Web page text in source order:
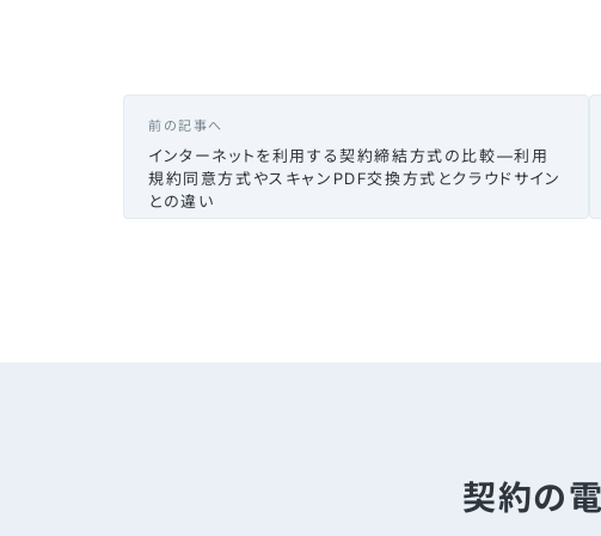
前の記事へ
インターネットを利用する契約締結方式の比較—利用
規約同意方式やスキャンPDF交換方式とクラウドサイン
との違い
契約の